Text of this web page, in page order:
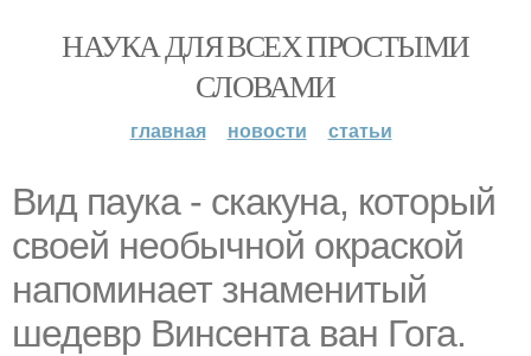
НАУКА ДЛЯ ВСЕХ ПРОСТЫМИ
СЛОВАМИ
главная новости статьи
Вид паука - скакуна, который
своей необычной окраской
напоминает знаменитый
шедевр Винсента ван Гога.